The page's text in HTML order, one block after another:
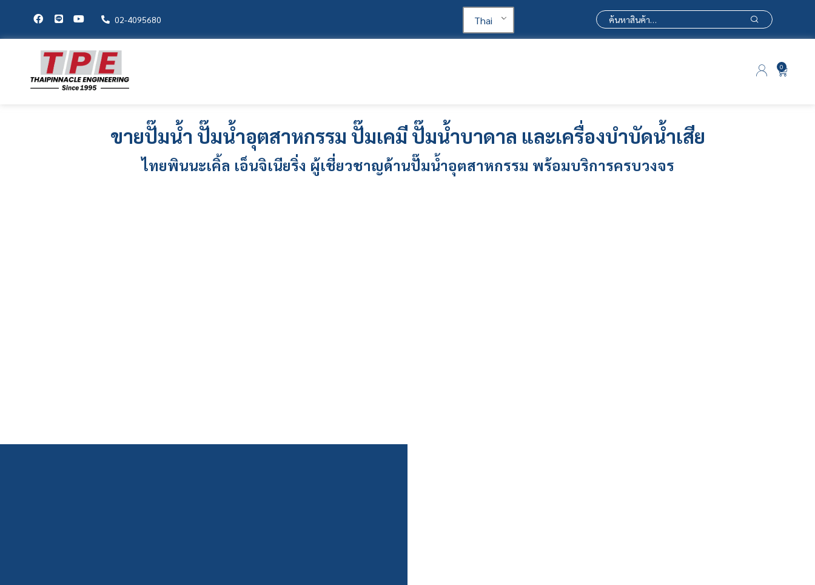
02-4095680 Thai
0
ขายปั๊มน้ำ ปั๊มน้ำอุตสาหกรรม ปั๊มเคมี ปั๊มน้ำบาดาล และเครื่องบำบัดน้ำเสีย
ไทยพินนะเคิ้ล เอ็นจิเนียริ่ง ผู้เชี่ยวชาญด้านปั๊มน้ำอุตสาหกรรม พร้อมบริการครบวงจร